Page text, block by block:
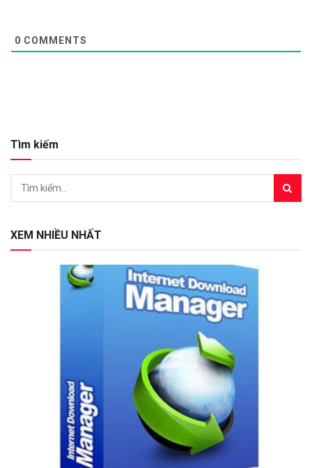
0 COMMENTS
Tìm kiếm
XEM NHIỀU NHẤT